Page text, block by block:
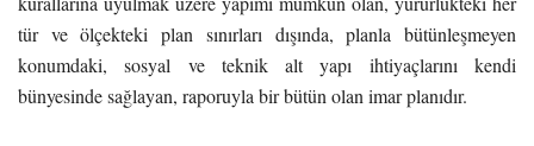
tür ve ölçekteki plan sınırları dışında, planla bütünleşmeyen
konumdaki, sosyal ve teknik alt yapı ihtiyaçlarını kendi
bünyesinde sağlayan, raporuyla bir bütün olan imar planıdır.